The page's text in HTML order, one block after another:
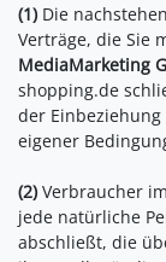
(1) Die
Verträge, die Sie
MediaMarketing
shopping.de
der
eigener
(2) Verbraucher
jede natürliche
abschließt, die